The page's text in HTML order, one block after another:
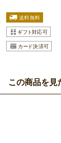
この商品を見